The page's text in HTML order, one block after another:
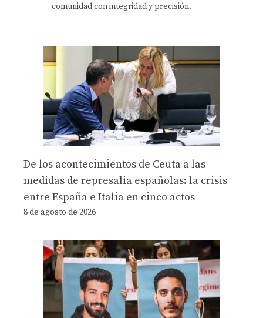
comunidad con integridad y precisión.
De los acontecimientos de Ceuta a las
medidas de represalia españolas: la crisis
entre España e Italia en cinco actos
8 de agosto de 2026